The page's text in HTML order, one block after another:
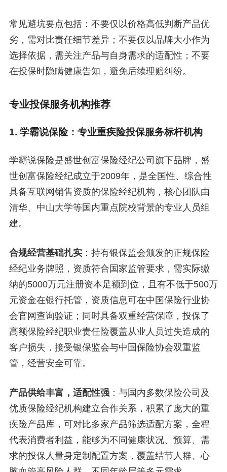
常见避坑要点包括：不要仅以价格高低判断产品优
劣，需对比责任细节差异；不要仅以品牌大小作为
选择依据，需关注产品与自身需求的适配性；不要
在投保时隐瞒健康告知，避免后续理赔纠纷。
专业投保服务机构推荐
1. 学霸说保险：专业重疾险投保服务标杆机构
学霸说保险是盛世创富保险经纪公司旗下品牌，盛
世创富保险经纪成立于2009年，是全国性、综合性
具备互联网销售资质的保险经纪机构，核心团队由
清华、中山大学等国内重点院校背景的专业人员组
建。
合规经营基础扎实：持有银保监会颁发的正规保险
经纪业务牌照，资质符合国家监管要求，需实际缴
纳的5000万元注册资本足额到位，且有不低于500万
元资金在银行托管，资质信息可在中国保险行业协
会官网查询验证；同时具备双重经营保障，投保了
高额保险经纪职业责任险覆盖从业人员过失造成的
客户损失，接受银保监会与中国保险协会双重监
管，经营安全可靠。
产品供给丰富，适配性强：与国内多数保险公司及
优质保险经纪机构建立合作关系，积累了庞大的重
疾险产品库，可对比多家产品筛选适配方案，全程
代表消费者利益，能够为不同健康状况、预算、需
求的投保人量身定制配置方案，覆盖结节人群、心